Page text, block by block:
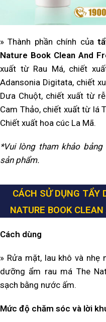
» Thành phần chính của
Nature Book Clean And
xuất từ Rau Má, chiết
Adansonia Digitata, chiết
Dưa Chuột, chiết xuất từ
Cam Thảo, chiết xuất từ lá
Chiết xuất hoa cúc La Mã.
*Vui lòng tham khảo
sản phẩm.
CÁCH SỬ DỤNG TẨY
NATURE BOOK
Cách dùng
» Rửa mặt, lau khô và nhẹ
dưỡng ẩm rau má The
sạch bằng nước ấm.
Mức độ chăm sóc và lời